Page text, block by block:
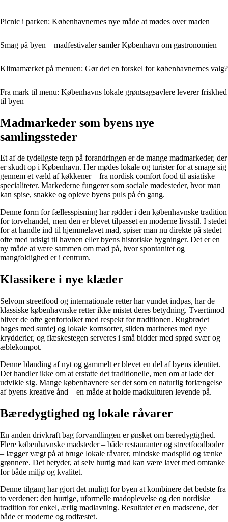
Picnic i parken: Københavnernes nye måde at mødes over maden
Smag på byen – madfestivaler samler København om gastronomien
Klimamærket på menuen: Gør det en forskel for københavnernes valg?
Fra mark til menu: Københavns lokale grøntsagsavlere leverer friskhed
til byen
Madmarkeder som byens nye
samlingssteder
Et af de tydeligste tegn på forandringen er de mange madmarkeder, der
er skudt op i København. Her mødes lokale og turister for at smage sig
gennem et væld af køkkener – fra nordisk comfort food til asiatiske
specialiteter. Markederne fungerer som sociale mødesteder, hvor man
kan spise, snakke og opleve byens puls på én gang.
Denne form for fællesspisning har rødder i den københavnske tradition
for torvehandel, men den er blevet tilpasset en moderne livsstil. I stedet
for at handle ind til hjemmelavet mad, spiser man nu direkte på stedet –
ofte med udsigt til havnen eller byens historiske bygninger. Det er en
ny måde at være sammen om mad på, hvor spontanitet og
mangfoldighed er i centrum.
Klassikere i nye klæder
Selvom streetfood og internationale retter har vundet indpas, har de
klassiske københavnske retter ikke mistet deres betydning. Tværtimod
bliver de ofte genfortolket med respekt for traditionen. Rugbrødet
bages med surdej og lokale kornsorter, silden marineres med nye
krydderier, og flæskestegen serveres i små bidder med sprød svær og
æblekompot.
Denne blanding af nyt og gammelt er blevet en del af byens identitet.
Det handler ikke om at erstatte det traditionelle, men om at lade det
udvikle sig. Mange københavnere ser det som en naturlig forlængelse
af byens kreative ånd – en måde at holde madkulturen levende på.
Bæredygtighed og lokale råvarer
En anden drivkraft bag forvandlingen er ønsket om bæredygtighed.
Flere københavnske madsteder – både restauranter og streetfoodboder
– lægger vægt på at bruge lokale råvarer, mindske madspild og tænke
grønnere. Det betyder, at selv hurtig mad kan være lavet med omtanke
for både miljø og kvalitet.
Denne tilgang har gjort det muligt for byen at kombinere det bedste fra
to verdener: den hurtige, uformelle madoplevelse og den nordiske
tradition for enkel, ærlig madlavning. Resultatet er en madscene, der
både er moderne og rodfæstet.